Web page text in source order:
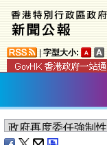
字型大小: